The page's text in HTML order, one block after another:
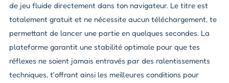
de jeu fluide directement dans ton navigateur. Le titre est
totalement gratuit et ne nécessite aucun téléchargement, te
permettant de lancer une partie en quelques secondes. La
plateforme garantit une stabilité optimale pour que tes
réflexes ne soient jamais entravés par des ralentissements
techniques, t'offrant ainsi les meilleures conditions pour